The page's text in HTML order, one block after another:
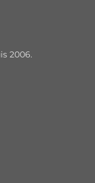
2006.